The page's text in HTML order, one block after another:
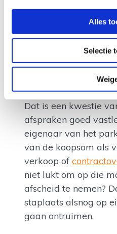
Alles
Selectie
praktisch of erg
staplaats leeg en
Dan kan je met de
dat je de stacaravan
aangebrachte zaken
overdraagt, dus
nieuwe huurder
Dat is een kwestie
afspraken goed
eigenaar van het
van de koopsom als
verkoop of
niet lukt om op die
afscheid te nemen?
staplaats alsnog op
gaan ontruimen.